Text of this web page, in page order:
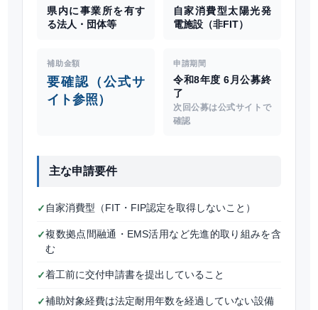
県内に事業所を有す
る法人・団体等
自家消費型太陽光発
電施設（非FIT）
補助金額
要確認（公式サ
イト参照）
申請期間
令和8年度 6月公募終
了
次回公募は公式サイトで
確認
主な申請要件
✓ 自家消費型（FIT・FIP認定を取得しないこと）
✓複数拠点間融通・EMS活用など先進的取り組みを含
む
✓着工前に交付申請書を提出していること
✓補助対象経費は法定耐用年数を経過していない設備